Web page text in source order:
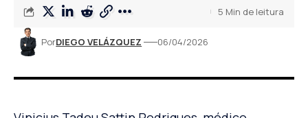
PorDIEGO VELÁZQUEZ 06/04/2026
5 Min de leitura